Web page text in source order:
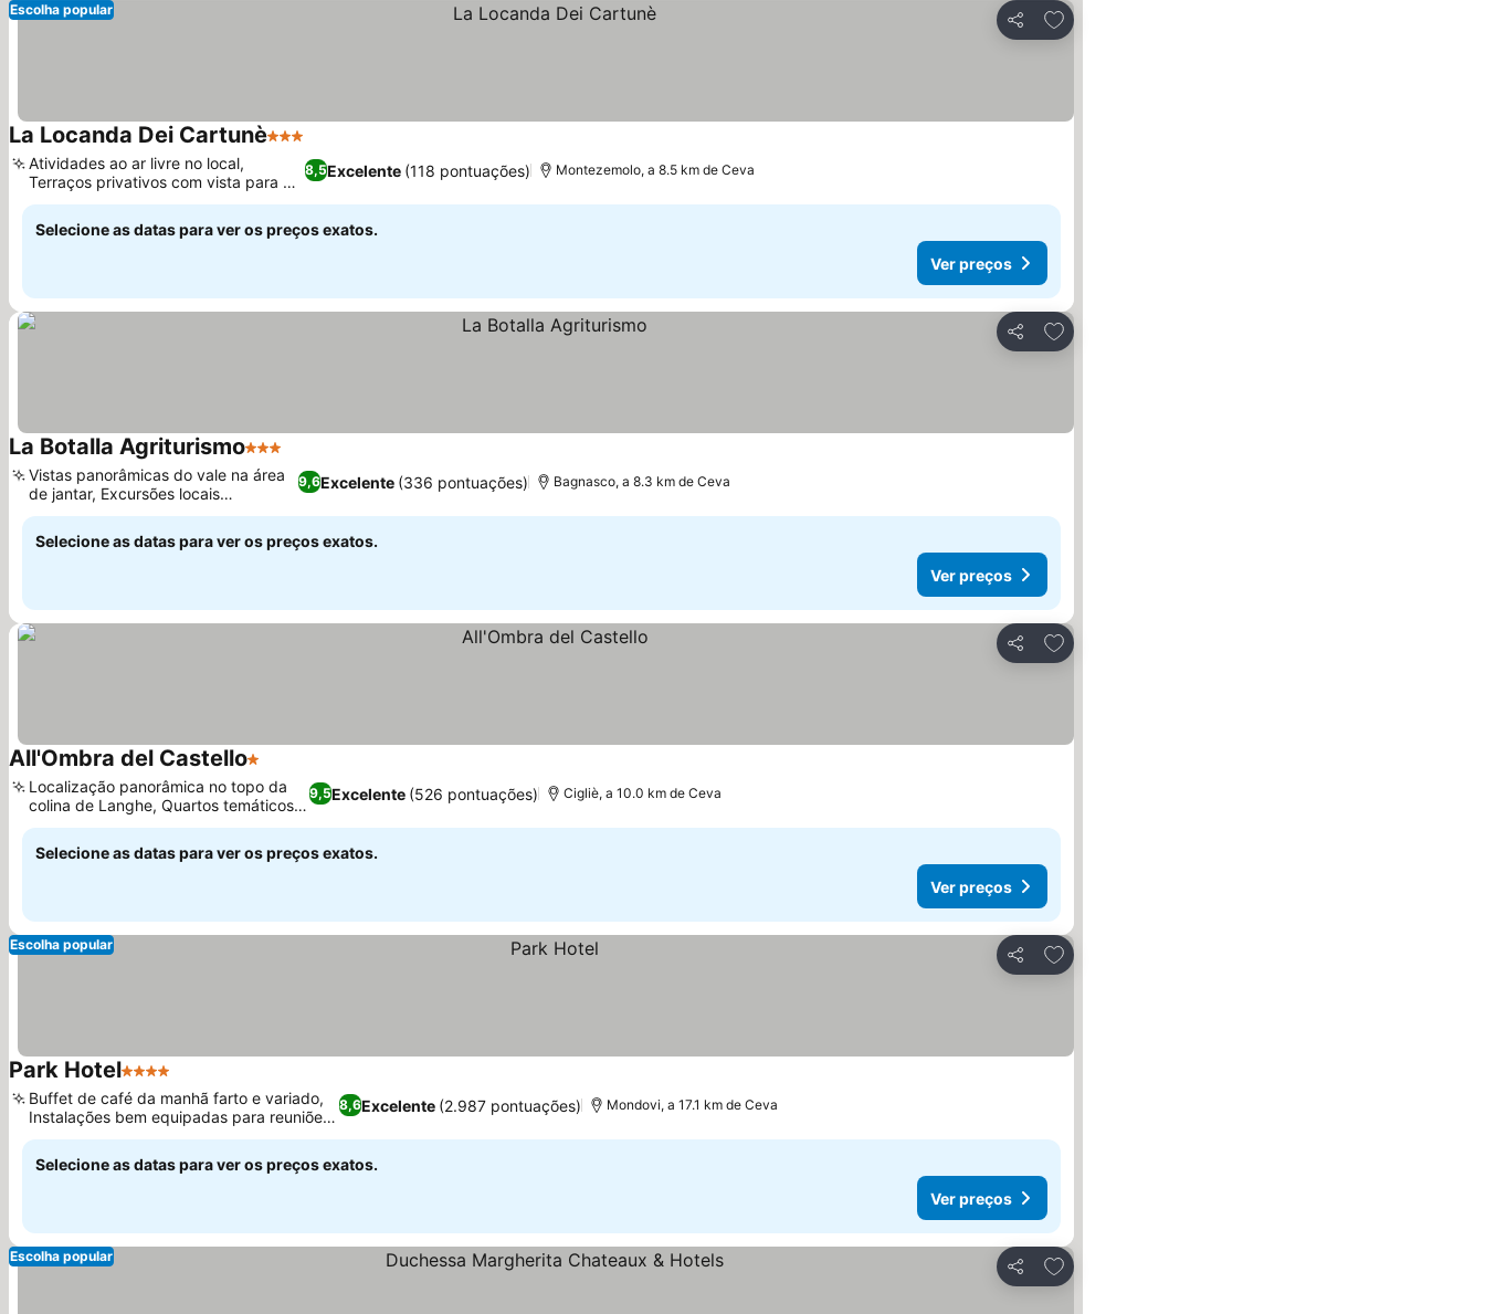
Partilhar
Adicionar aos favoritos
Escolha popular
La Locanda Dei Cartunè3 Estrelas
8,5Excelente (118 pontuações)
Atividades ao ar livre no local,
Terraços privativos com vista para a
montanha
Montezemolo, a 8.5 km de Ceva
Selecione as datas para ver os preços exatos.
Ver preços
Partilhar
Adicionar aos favoritos
La Botalla Agriturismo3 Estrelas
9,6Excelente (336 pontuações)
Vistas panorâmicas do vale na área
de jantar, Excursões locais
organizadas
Bagnasco, a 8.3 km de Ceva
Selecione as datas para ver os preços exatos.
Ver preços
Partilhar
Adicionar aos favoritos
All'Ombra del Castello1 Estrelas
9,5Excelente (526 pontuações)
Localização panorâmica no topo da
colina de Langhe, Quartos temáticos
únicos
Cigliè, a 10.0 km de Ceva
Selecione as datas para ver os preços exatos.
Ver preços
Partilhar
Adicionar aos favoritos
Escolha popular
Park Hotel4 Estrelas
8,6Excelente (2.987 pontuações)
Buffet de café da manhã farto e variado,
Instalações bem equipadas para reuniões
de negócios
Mondovi, a 17.1 km de Ceva
Selecione as datas para ver os preços exatos.
Ver preços
Partilhar
Adicionar aos favoritos
Escolha popular